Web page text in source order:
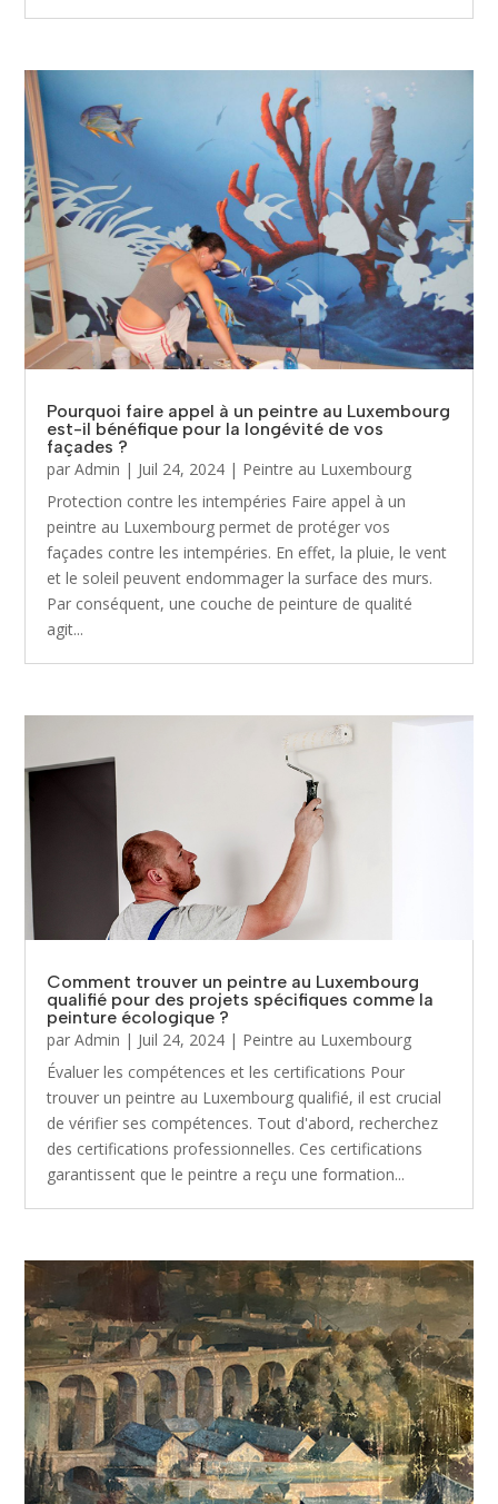
Pourquoi faire appel à un peintre au Luxembourg
est-il bénéfique pour la longévité de vos
façades ?
parAdmin | Juil 24, 2024 | Peintre au Luxembourg
Protection contre les intempéries Faire appel à un
peintre au Luxembourg permet de protéger vos
façades contre les intempéries. En effet, la pluie, le vent
et le soleil peuvent endommager la surface des murs.
Par conséquent, une couche de peinture de qualité
agit...
Comment trouver un peintre au Luxembourg
qualifié pour des projets spécifiques comme la
peinture écologique ?
parAdmin | Juil 24, 2024 | Peintre au Luxembourg
Évaluer les compétences et les certifications Pour
trouver un peintre au Luxembourg qualifié, il est crucial
de vérifier ses compétences. Tout d'abord, recherchez
des certifications professionnelles. Ces certifications
garantissent que le peintre a reçu une formation...